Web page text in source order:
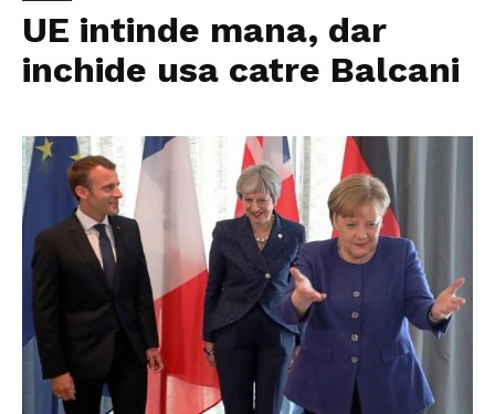
UE intinde mana, dar
inchide usa catre Balcani